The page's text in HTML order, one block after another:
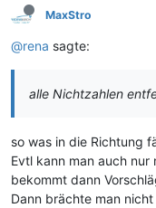
MaxStro
@rena sagte:
alle Nichtzahlen
so was in die Richtung
Evtl kann man auch nur
bekommt dann
Dann brächte man